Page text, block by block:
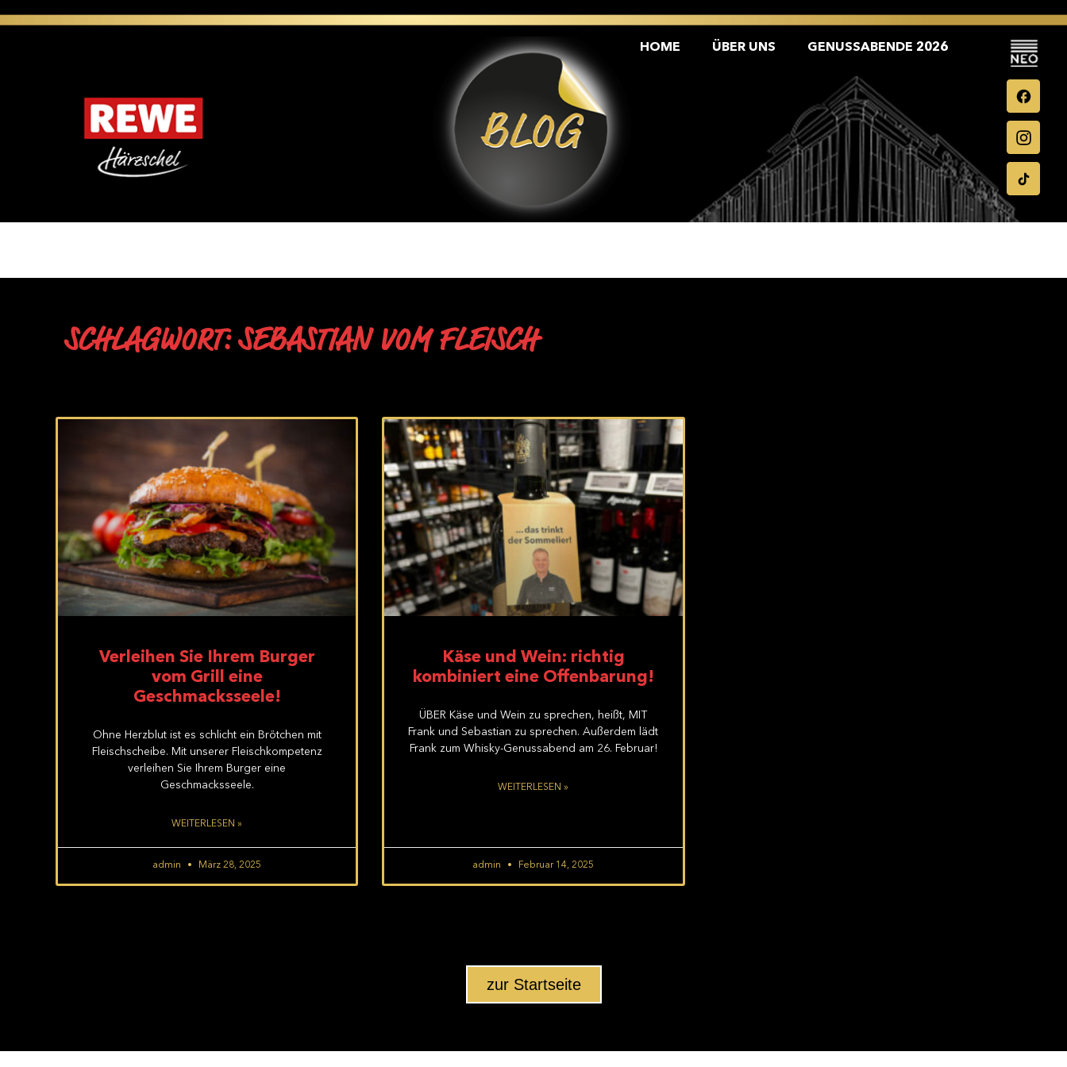
HOME ÜBER UNS GENUSSABENDE 2026
SCHLAGWORT: SEBASTIAN VOM FLEISCH
Verleihen Sie Ihrem Burger
vom Grill eine
Geschmacksseele!
Ohne Herzblut ist es schlicht ein Brötchen mit
Fleischscheibe. Mit unserer Fleischkompetenz
verleihen Sie Ihrem Burger eine
Geschmacksseele.
WEITERLESEN »
admin März 28, 2025
Käse und Wein: richtig
kombiniert eine Offenbarung!
ÜBER Käse und Wein zu sprechen, heißt, MIT
Frank und Sebastian zu sprechen. Außerdem lädt
Frank zum Whisky-Genussabend am 26. Februar!
WEITERLESEN »
admin Februar 14, 2025
zur Startseite